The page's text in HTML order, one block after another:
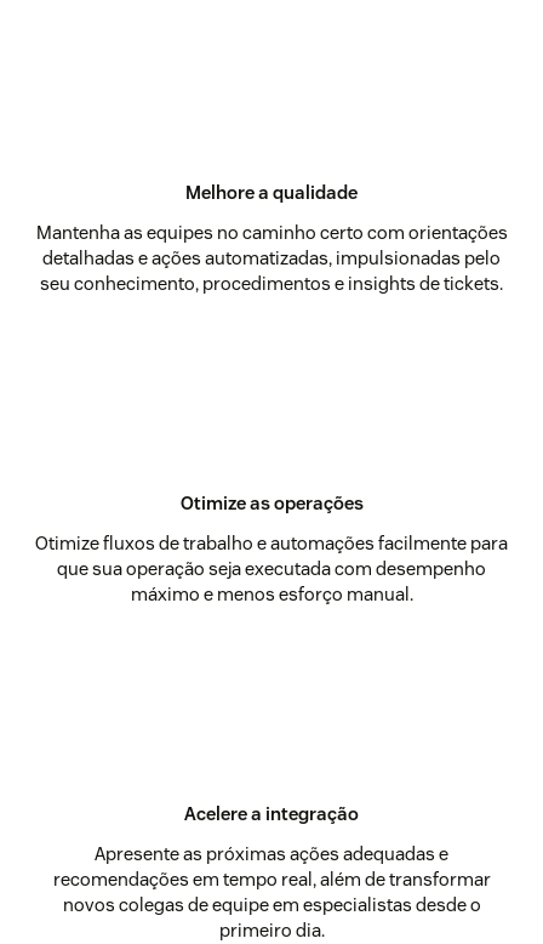
Melhore a qualidade
Mantenha as equipes no caminho certo com orientações
detalhadas e ações automatizadas, impulsionadas pelo
seu conhecimento, procedimentos e insights de tickets.
Otimize as operações
Otimize fluxos de trabalho e automações facilmente para
que sua operação seja executada com desempenho
máximo e menos esforço manual.
Acelere a integração
Apresente as próximas ações adequadas e
recomendações em tempo real, além de transformar
novos colegas de equipe em especialistas desde o
primeiro dia.